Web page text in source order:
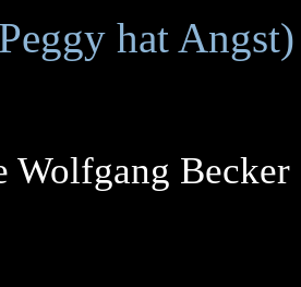
hat Angst)
Wolfgang Becker